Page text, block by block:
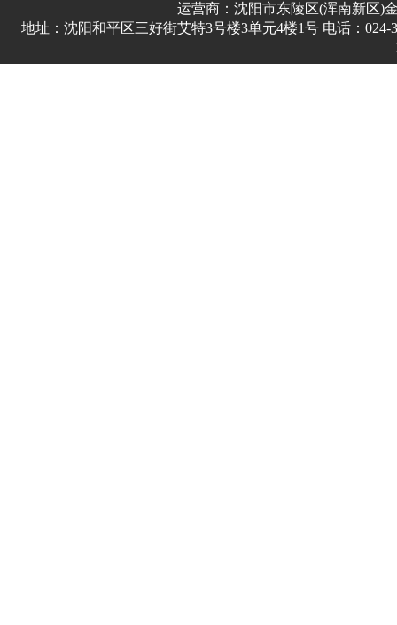
运营商：沈阳市东陵区(浑南新区)
地址：沈阳和平区三好街艾特3号楼3单元4楼1号 电话：024-